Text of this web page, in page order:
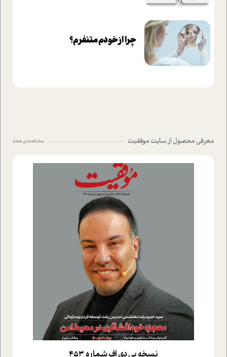
چرا از خودم متنفرم؟
معرفی محصول از سایت موفقیت مشاهده ی همه